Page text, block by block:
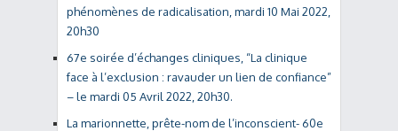
phénomènes de radicalisation, mardi 10 Mai 2022,
20h30
67e soirée d’échanges cliniques, “La clinique
face à l’exclusion : ravauder un lien de confiance”
– le mardi 05 Avril 2022, 20h30.
La marionnette, prête-nom de l’inconscient- 60e